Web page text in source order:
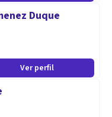
Duque
Ver perfil